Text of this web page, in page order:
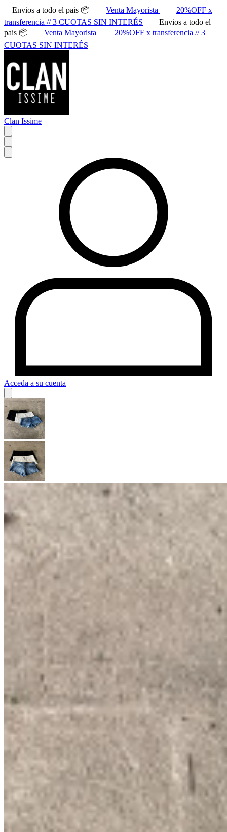
Envios a todo el pais 📦 Venta Mayorista
20%OFF x
transferencia // 3 CUOTAS SIN INTERÉS
Envios a todo el
pais 📦
Venta Mayorista
20%OFF x transferencia // 3
CUOTAS SIN INTERÉS
Clan Issime
Acceda a su cuenta